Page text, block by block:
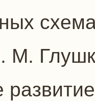
М.